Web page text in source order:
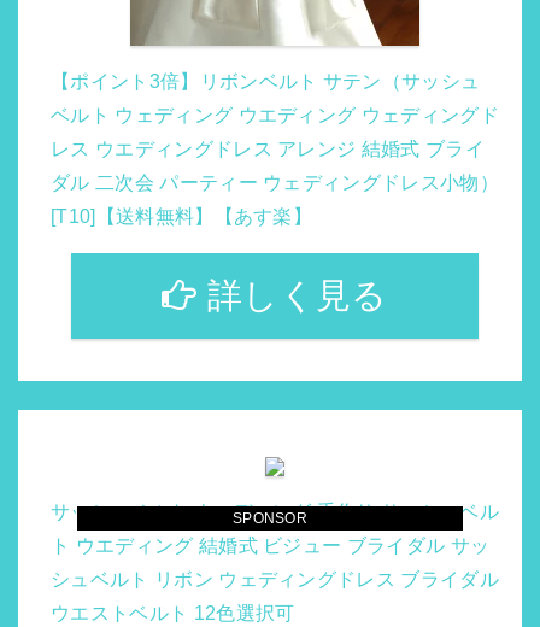
【ポイント3倍】リボンベルト サテン（サッシュ
ベルト ウェディング ウエディング ウェディングド
レス ウエディングドレス アレンジ 結婚式 ブライ
ダル 二次会 パーティー ウェディングドレス小物）
[T10]【送料無料】【あす楽】
詳しく見る
サッシュベルト ウェディング 手作り サッシュベル
ト ウエディング 結婚式 ビジュー ブライダル サッ
シュベルト リボン ウェディングドレス ブライダル
ウエストベルト 12色選択可
SPONSOR